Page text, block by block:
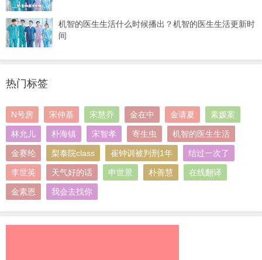
机智的医生生活什么时候播出？机智的医生生活更新时
间
热门标签
N号房 宋仲基 宋慧乔 金在中 金请夏 素媛案
林允儿 朴海镇 宋智孝 寄生虫 机智的医生生活
金赛纶 梨泰院class 崔钟训被判刑1年 结过一次了
李世英 天气好的话 申世景 朴善慧 在线翻译
金素恩 我会去找你